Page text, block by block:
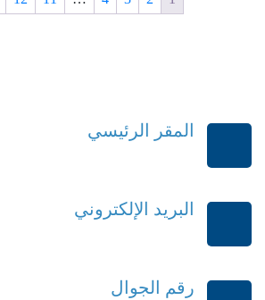
المقر الرئيسي
البريد الإلكتروني
رقم الجوال